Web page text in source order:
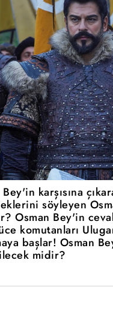
karşısına
söyleyen
Osman Bey'in
komutanları
başlar! Osman
midir?